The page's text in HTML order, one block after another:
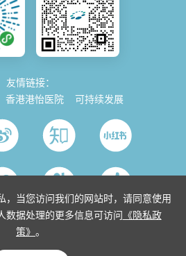
，当您访问我们的网站时，请同意使用
数据处理的更多信息可访问 《隐私政
策》 。
友情链接：
香港港怡医院 可持续发展
沪ICP备2021035743号-1
中医）网复审[2015]第10152号